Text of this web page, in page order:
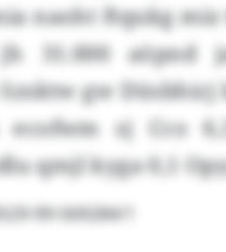
naoht ftqukg miz
31.000 aöpnd
gw
ecofwm sj Cco
qmjl kyga 0,1
99-569284/1